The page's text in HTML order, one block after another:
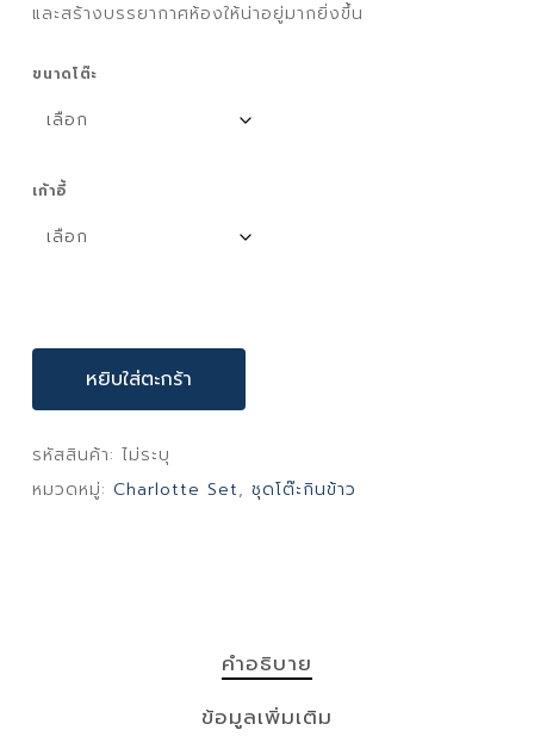
และสร้างบรรยากาศห้องให้น่าอยู่มากยิ่งขึ้น
ขนาดโต๊ะ
เก้าอี้
หยิบใส่ตะกร้า
รหัสสินค้า: ไม่ระบุ
หมวดหมู่: Charlotte Set, ชุดโต๊ะกินข้าว
คำอธิบาย
ข้อมูลเพิ่มเติม